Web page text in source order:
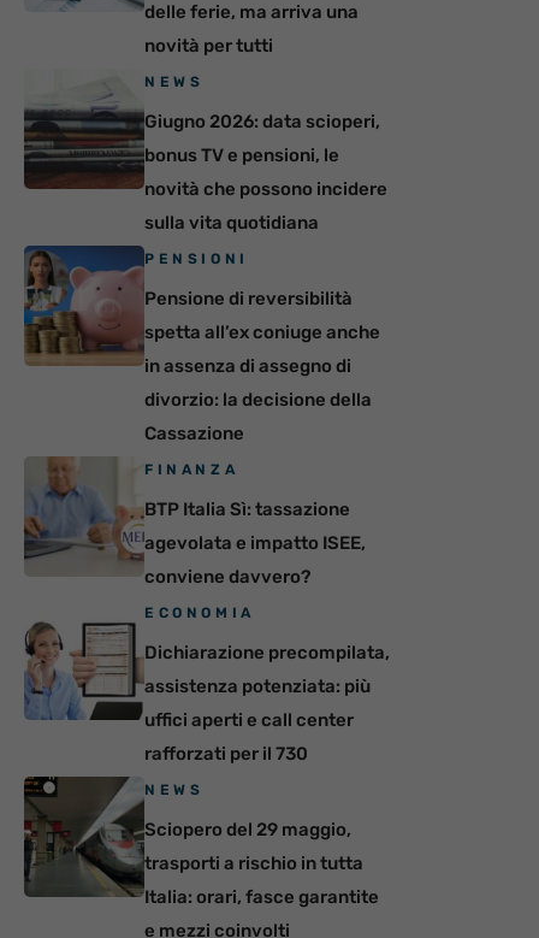
delle ferie, ma arriva una
novità per tutti
NEWS
Giugno 2026: data scioperi,
bonus TV e pensioni, le
novità che possono incidere
sulla vita quotidiana
PENSIONI
Pensione di reversibilità
spetta all’ex coniuge anche
in assenza di assegno di
divorzio: la decisione della
Cassazione
FINANZA
BTP Italia Sì: tassazione
agevolata e impatto ISEE,
conviene davvero?
ECONOMIA
Dichiarazione precompilata,
assistenza potenziata: più
uffici aperti e call center
rafforzati per il 730
NEWS
Sciopero del 29 maggio,
trasporti a rischio in tutta
Italia: orari, fasce garantite
e mezzi coinvolti